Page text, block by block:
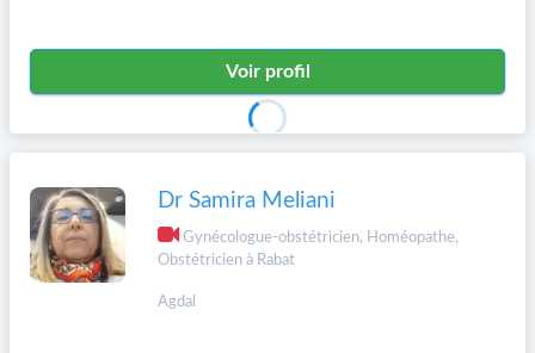
Voir profil
Dr Samira Meliani
Gynécologue-obstétricien, Homéopathe,
Obstétricien à Rabat
Agdal